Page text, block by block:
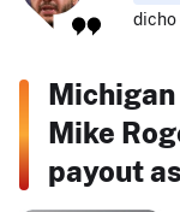
dicho
Mike
payout